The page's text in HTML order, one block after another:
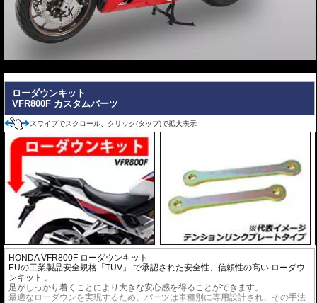
ローダウンキット
VFR800F カスタムパーツ
スワイプでスクロール、クリック(タップ)で拡大表示
HONDA VFR800F ローダウンキット
EUの工業製品安全規格「TÜV」 で承認された安全性、信頼性の高い ローダウ
ンキット 。
足がしっかり着くことにより大きな安心感を得ることができます。
最適なローダウンを実現するため、パーツは車種別に専用設計され、その手法